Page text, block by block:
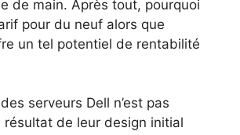
de main. Après tout, pourquoi
pour du neuf alors que
un tel potentiel de rentabilité
serveurs Dell n’est pas
résultat de leur design initial